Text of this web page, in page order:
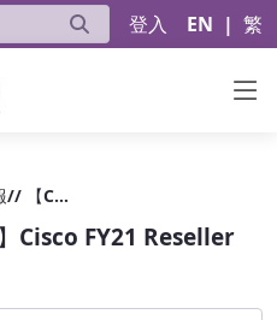
登入 EN | 繁
敦陽榮耀捷報// 【Cisco】Cisco FY21 Reseller of the Year
Cisco FY21 Reseller